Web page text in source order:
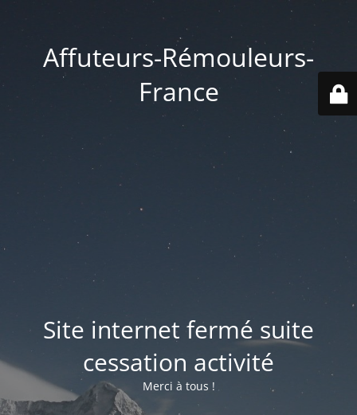
Affuteurs-Rémouleurs-
France
Site internet fermé suite
cessation activité
Merci à tous !